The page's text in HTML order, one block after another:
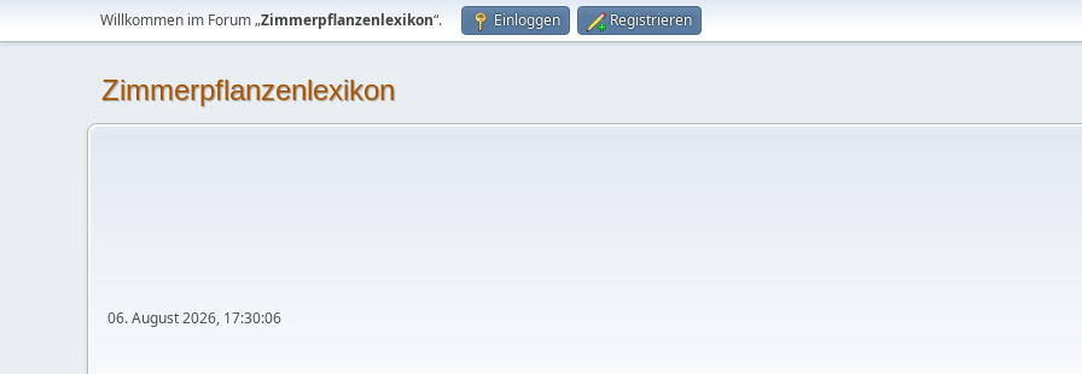
Willkommen im Forum „Zimmerpflanzenlexikon“. Einloggen Registrieren
Zimmerpflanzenlexikon
06. August 2026, 17:30:06